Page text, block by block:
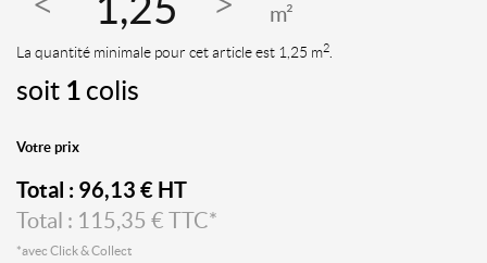
m²
La quantité minimale pour cet article est 1,25 m2
soit 1 colis
Votre prix
Total : 96,13 € HT
Total : 115,35 € TTC*
*avec Click & Collect